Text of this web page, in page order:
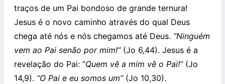
traços de um Pai bondoso de grande ternura!
Jesus é o novo caminho através do qual Deus
chega até nós e nós chegamos até Deus. “Ninguém
vem ao Pai senão por mim!”(Jo 6,44). Jesus é a
revelação do Pai: “Quem vê a mim vê o Pai!”(Jo
14,9). “O Pai e eu somos um”(Jo 10,30).